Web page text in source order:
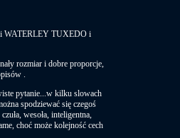
WATERLEY TUXEDO i
rozmiar i dobre proporcje,
.
pytanie...w kilku slowach
spodziewać się czegoś
wesoła, inteligentna,
choć może kolejność cech